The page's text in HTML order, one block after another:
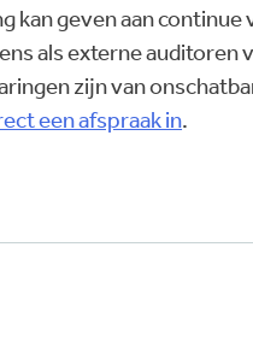
kan geven aan
als externe
zijn van
een afspraak in.